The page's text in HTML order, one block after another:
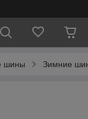
шины Зимние